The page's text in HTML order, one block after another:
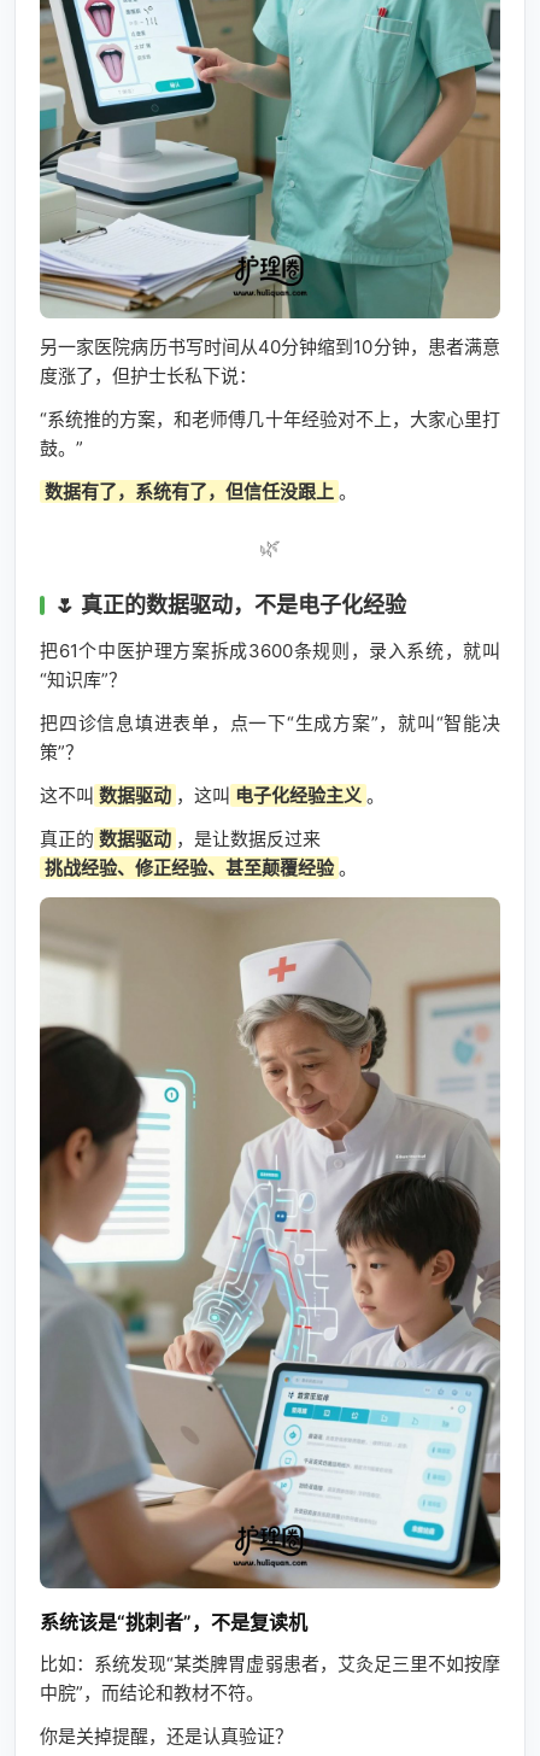
另一家医院病历书写时间从40分钟缩到10分钟，患者满意
度涨了，但护士长私下说：
“系统推的方案，和老师傅几十年经验对不上，大家心里打
鼓。”
数据有了，系统有了，但信任没跟上 。
🌿
🌷 真正的数据驱动，不是电子化经验
把61个中医护理方案拆成3600条规则，录入系统，就叫
“知识库”？
把四诊信息填进表单，点一下“生成方案”，就叫“智能决
策”？
这不叫 数据驱动 ，这叫 电子化经验主义 。
真正的 数据驱动 ，是让数据反过来
挑战经验、修正经验、甚至颠覆经验 。
系统该是“挑刺者”，不是复读机
比如：系统发现“某类脾胃虚弱患者，艾灸足三里不如按摩
中脘”，而结论和教材不符。
你是关掉提醒，还是认真验证？